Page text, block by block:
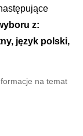
z:
język polski,
na temat